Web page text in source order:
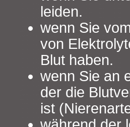
leiden.
wenn Sie
von
Blut haben.
wenn Sie an
der die
ist